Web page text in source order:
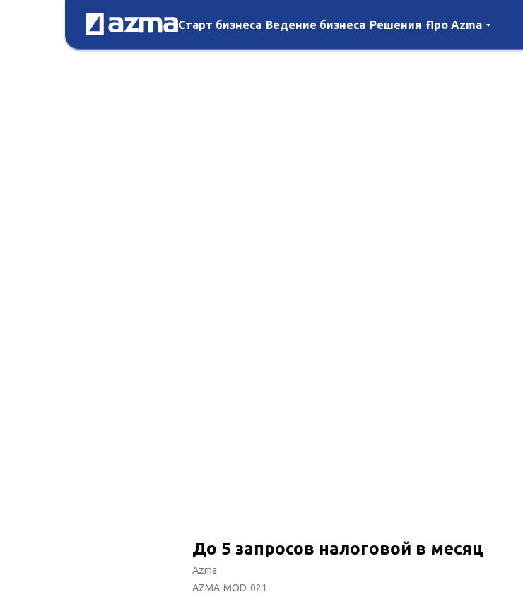
Старт бизнеса Ведение бизнеса Решения Про Azma
До 5 запросов налоговой в месяц
Azma
AZMA-MOD-021